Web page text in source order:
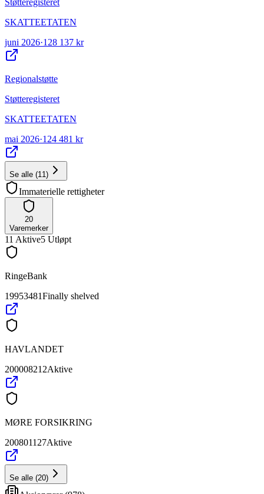
Støtteregisteret
SKATTEETATEN
juni 2026·128 137 kr
Regionalstøtte
Støtteregisteret
SKATTEETATEN
mai 2026·124 481 kr
Se alle (11)
Immaterielle rettigheter
20
Varemerker
11 Aktive5 Utløpt
RingeBank
19953481Finally shelved
HAVLANDET
200008212Aktive
MØRE FORSIKRING
200801127Aktive
Se alle (20)